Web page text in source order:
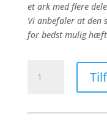
et ark med flere
Vi anbefaler at den
for bedst mulig
Wallsticker